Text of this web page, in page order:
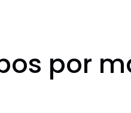
por